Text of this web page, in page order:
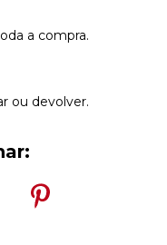
a compra.
ou devolver.